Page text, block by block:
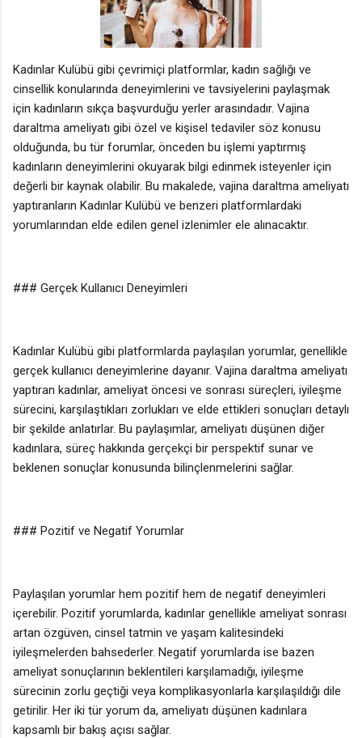
Kadınlar Kulübü gibi çevrimiçi platformlar, kadın sağlığı ve
cinsellik konularında deneyimlerini ve tavsiyelerini paylaşmak
için kadınların sıkça başvurduğu yerler arasındadır. Vajina
daraltma ameliyatı gibi özel ve kişisel tedaviler söz konusu
olduğunda, bu tür forumlar, önceden bu işlemi yaptırmış
kadınların deneyimlerini okuyarak bilgi edinmek isteyenler için
değerli bir kaynak olabilir. Bu makalede, vajina daraltma ameliyatı
yaptıranların Kadınlar Kulübü ve benzeri platformlardaki
yorumlarından elde edilen genel izlenimler ele alınacaktır.
### Gerçek Kullanıcı Deneyimleri
Kadınlar Kulübü gibi platformlarda paylaşılan yorumlar, genellikle
gerçek kullanıcı deneyimlerine dayanır. Vajina daraltma ameliyatı
yaptıran kadınlar, ameliyat öncesi ve sonrası süreçleri, iyileşme
sürecini, karşılaştıkları zorlukları ve elde ettikleri sonuçları detaylı
bir şekilde anlatırlar. Bu paylaşımlar, ameliyatı düşünen diğer
kadınlara, süreç hakkında gerçekçi bir perspektif sunar ve
beklenen sonuçlar konusunda bilinçlenmelerini sağlar.
### Pozitif ve Negatif Yorumlar
Paylaşılan yorumlar hem pozitif hem de negatif deneyimleri
içerebilir. Pozitif yorumlarda, kadınlar genellikle ameliyat sonrası
artan özgüven, cinsel tatmin ve yaşam kalitesindeki
iyileşmelerden bahsederler. Negatif yorumlarda ise bazen
ameliyat sonuçlarının beklentileri karşılamadığı, iyileşme
sürecinin zorlu geçtiği veya komplikasyonlarla karşılaşıldığı dile
getirilir. Her iki tür yorum da, ameliyatı düşünen kadınlara
kapsamlı bir bakış açısı sağlar.